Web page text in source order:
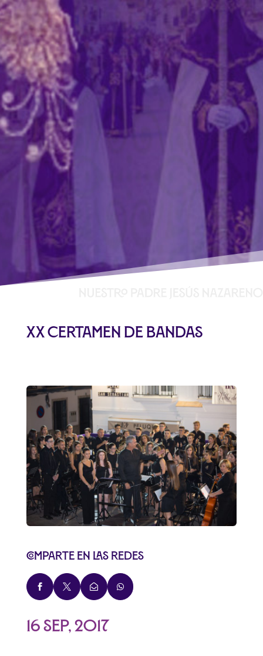
XX Certamen de Bandas
Comparte en las redes
   
16 Sep, 2017